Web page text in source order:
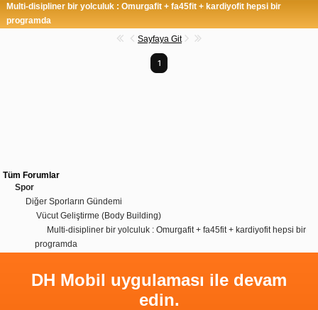
Multi-disipliner bir yolculuk : Omurgafit + fa45fit + kardiyofit hepsi bir
programda
Sayfaya Git
1
Tüm Forumlar
Spor
Diğer Sporların Gündemi
Vücut Geliştirme (Body Building)
Multi-disipliner bir yolculuk : Omurgafit + fa45fit + kardiyofit hepsi bir
programda
DH Mobil uygulaması ile devam
edin.